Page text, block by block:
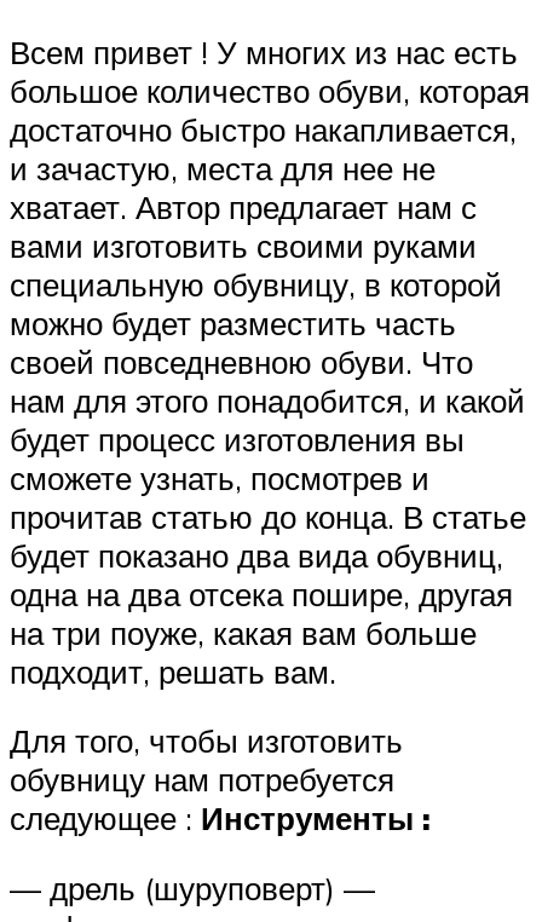
Всем привет ! У многих из нас есть
большое количество обуви, которая
достаточно быстро накапливается,
и зачастую, места для нее не
хватает. Автор предлагает нам с
вами изготовить своими руками
специальную обувницу, в которой
можно будет разместить часть
своей повседневною обуви. Что
нам для этого понадобится, и какой
будет процесс изготовления вы
сможете узнать, посмотрев и
прочитав статью до конца. В статье
будет показано два вида обувниц,
одна на два отсека пошире, другая
на три поуже, какая вам больше
подходит, решать вам.
Для того, чтобы изготовить
обувницу нам потребуется
следующее : Инструменты :
— дрель (шуруповерт) —